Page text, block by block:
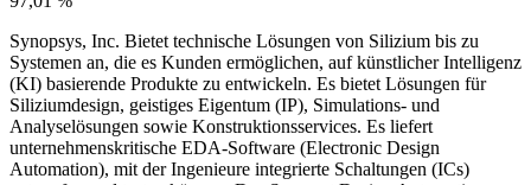
Synopsys, Inc. Bietet technische Lösungen von Silizium bis zu
Systemen an, die es Kunden ermöglichen, auf künstlicher Intelligenz
(KI) basierende Produkte zu entwickeln. Es bietet Lösungen für
Siliziumdesign, geistiges Eigentum (IP), Simulations- und
Analyselösungen sowie Konstruktionsservices. Es liefert
unternehmenskritische EDA-Software (Electronic Design
Automation), mit der Ingenieure integrierte Schaltungen (ICs)